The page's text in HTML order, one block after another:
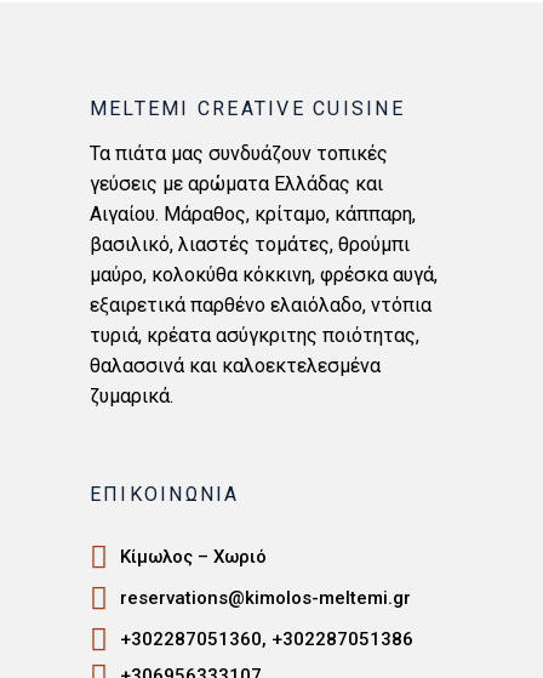
MELTEMI CREATIVE CUISINE
Τα πιάτα μας συνδυάζουν τοπικές
γεύσεις με αρώματα Ελλάδας και
Αιγαίου. Μάραθος, κρίταμο, κάππαρη,
βασιλικό, λιαστές τομάτες, θρούμπι
μαύρο, κολοκύθα κόκκινη, φρέσκα αυγά,
εξαιρετικά παρθένο ελαιόλαδο, ντόπια
τυριά, κρέατα ασύγκριτης ποιότητας,
θαλασσινά και καλοεκτελεσμένα
ζυμαρικά.
ΕΠΙΚΟΙΝΩΝΙΑ
Κίμωλος – Χωριό
reservations@kimolos-meltemi.gr
+302287051360, +302287051386